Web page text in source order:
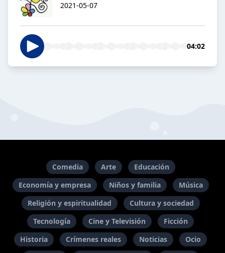
2021-05-07
04:02
Comedia Arte
Educación
Economía y empresa
Niños y familia
Música
Religión y espiritualidad
Cultura y sociedad
Tecnología
Cine y Televisión
Ficción
Historia
Crímenes reales Noticias
Ocio